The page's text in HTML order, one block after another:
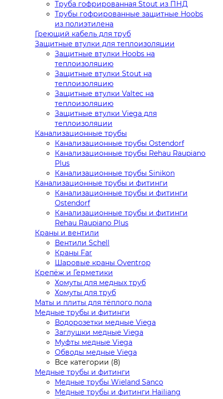
Труба гофрированная Stout из ПНД
Трубы гофрированные защитные Hoobs
из полиэтилена
Греющий кабель для труб
Защитные втулки для теплоизоляции
Защитные втулки Hoobs на
теплоизоляцию
Защитные втулки Stout на
теплоизоляцию
Защитные втулки Valtec на
теплоизоляцию
Защитные втулки Viega для
теплоизоляции
Канализационные трубы
Канализационные трубы Ostendorf
Канализационные трубы Rehau Raupiano
Plus
Канализационные трубы Sinikon
Канализационные трубы и фитинги
Канализационные трубы и фитинги
Ostendorf
Канализационные трубы и фитинги
Rehau Raupiano Plus
Краны и вентили
Вентили Schell
Краны Far
Шаровые краны Oventrop
Крепёж и Герметики
Хомуты для медных труб
Хомуты для труб
Маты и плиты для тёплого пола
Медные трубы и фитинги
Водорозетки медные Viega
Заглушки медные Viega
Муфты медные Viega
Обводы медные Viega
Все категории (8)
Медные трубы и фитинги
Медные трубы Wieland Sanco
Медные трубы и фитинги Hailiang